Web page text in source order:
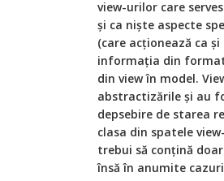
view-urilor care
și ca niște aspecte
(care acționează ca
informația din
din view în model.
abstractizările și au
depsebire de starea
clasa din spatele
trebui să conțină
însă în anumite